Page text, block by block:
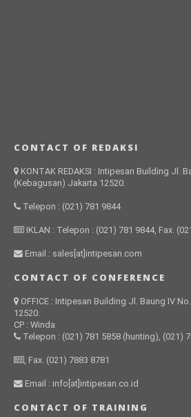
CONTACT OF REDAKSI
KONTAK REDAKSI : Intipesan Building Jl.
(Kebagusan) Jakarta 12520.
Telepon : (021) 781 9844
IKLAN : Telepon : (021) 781 9844, Fax.
Email : sales[at]intipesan.com
CONTACT OF CONFERENCE
OFFICE : Intipesan Building Jl. Baung IV
12520.
CP : Winda
Telepon : (021) 781 5858 (hunting), (021)
, Fax. (021) 7883 8781
Email : info[at]intipesan.co.id
CONTACT OF TRAINING